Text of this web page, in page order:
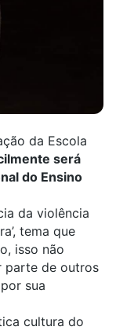
da Escola
será
do Ensino
da violência
’, tema que
isso não
parte de outros
sua
cultura do